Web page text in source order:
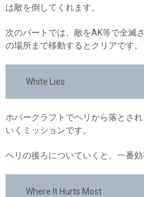
は敵を倒してくれます。
次のパートでは、敵をAK等で全滅
の場所まで移動するとクリアです。
White Lies
ホバークラフトでヘリから落とさ
いくミッションです。
ヘリの後ろについていくと、一番効
Where It Hurts Most